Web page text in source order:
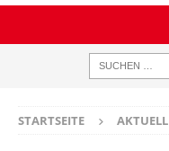
STARTSEITE AKTUELL